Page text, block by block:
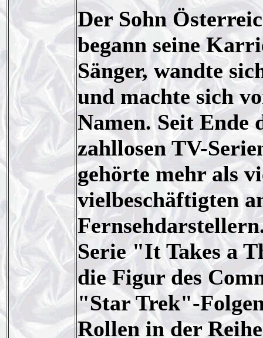
Der Sohn
begann seine
Sänger, wandte
und machte sich
Namen. Seit Ende
zahllosen TV-
gehörte mehr als
vielbeschäftigten
Serie "It Takes a
die Figur des
"Star Trek"-
Rollen in der